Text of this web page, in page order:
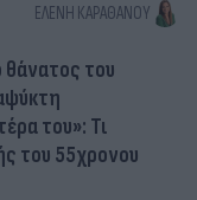
ΕΛΈΝΗ ΚΑΡΑΘΆΝΟΥ
θάνατος του
του»: Τι
του 55χρονου